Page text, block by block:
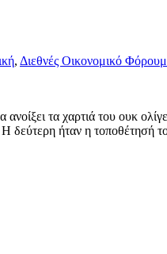
, Διεθνές Οικονομικό
τα χαρτιά του ουκ
δεύτερη ήταν η τοποθέτησή